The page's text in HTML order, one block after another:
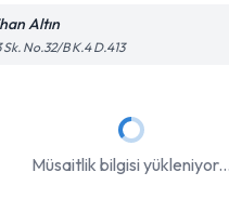
verilerimin işlenmesine ilişkin
Takvim Talebini Gönder
Altın
Sk. No.32/B K.4 D.413
Müsaitlik bilgisi yükleniyor...